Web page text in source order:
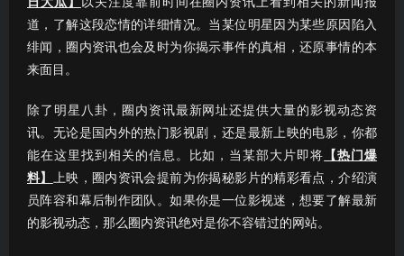
道，了解这段恋情的详细情况。当某位明星因为某些原因陷入
绯闻，圈内资讯也会及时为你揭示事件的真相，还原事情的本
来面目。
除了明星八卦，圈内资讯最新网址还提供大量的影视动态资
讯。无论是国内外的热门影视剧，还是最新上映的电影，你都
能在这里找到相关的信息。比如，当某部大片即将 【热门爆
料】
上映，圈内资讯会提前为你揭秘影片的精彩看点，介绍演
员阵容和幕后制作团队。如果你是一位影视迷，想要了解最新
的影视动态，那么圈内资讯绝对是你不容错过的网站。